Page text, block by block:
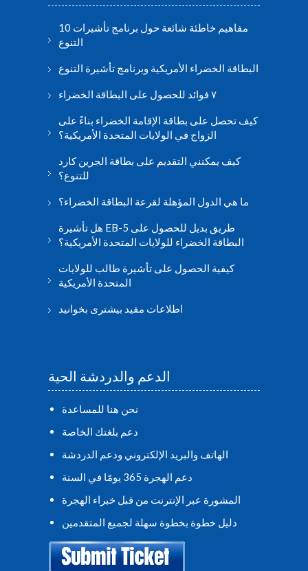
10 مفاهيم خاطئة شائعة حول برنامج تأشيرات
التنوع
البطاقة الخضراء الأمريكية وبرنامج تأشيرة التنوع
٧ فوائد للحصول على البطاقة الخضراء
كيف تحصل على بطاقة الإقامة الخضراء بناءً على
الزواج في الولايات المتحدة الأمريكية؟
كيف يمكنني التقديم على بطاقة الجرين كارد
للتنوع؟
ما هي الدول المؤهلة لقرعة البطاقة الخضراء؟
هل تأشيرة EB-5 طريق بديل للحصول على
البطاقة الخضراء للولايات المتحدة الأمريكية؟
كيفية الحصول على تأشيرة طالب للولايات
المتحدة الأمريكية
اطلاعات مفید بیشتری بخوانید
الدعم والدردشة الحية
نحن هنا للمساعدة
دعم بلغتك الخاصة
الهاتف والبريد الإلكتروني ودعم الدردشة
دعم الهجرة 365 يومًا في السنة
المشورة عبر الإنترنت من قبل خبراء الهجرة
دليل خطوة بخطوة سهلة لجميع المتقدمين